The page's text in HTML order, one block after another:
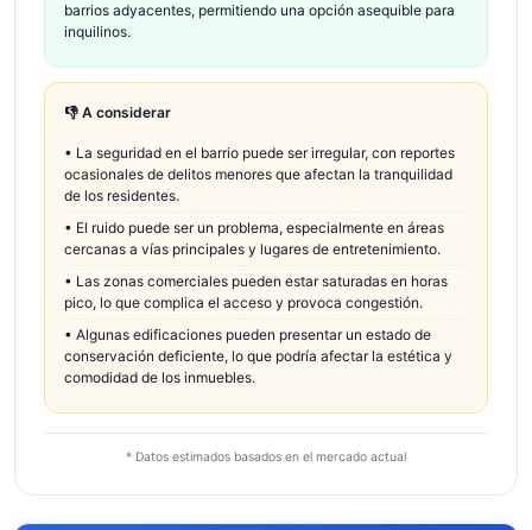
barrios adyacentes, permitiendo una opción asequible para
inquilinos.
👎 A considerar
• La seguridad en el barrio puede ser irregular, con reportes
ocasionales de delitos menores que afectan la tranquilidad
de los residentes.
• El ruido puede ser un problema, especialmente en áreas
cercanas a vías principales y lugares de entretenimiento.
• Las zonas comerciales pueden estar saturadas en horas
pico, lo que complica el acceso y provoca congestión.
• Algunas edificaciones pueden presentar un estado de
conservación deficiente, lo que podría afectar la estética y
comodidad de los inmuebles.
* Datos estimados basados en el mercado actual